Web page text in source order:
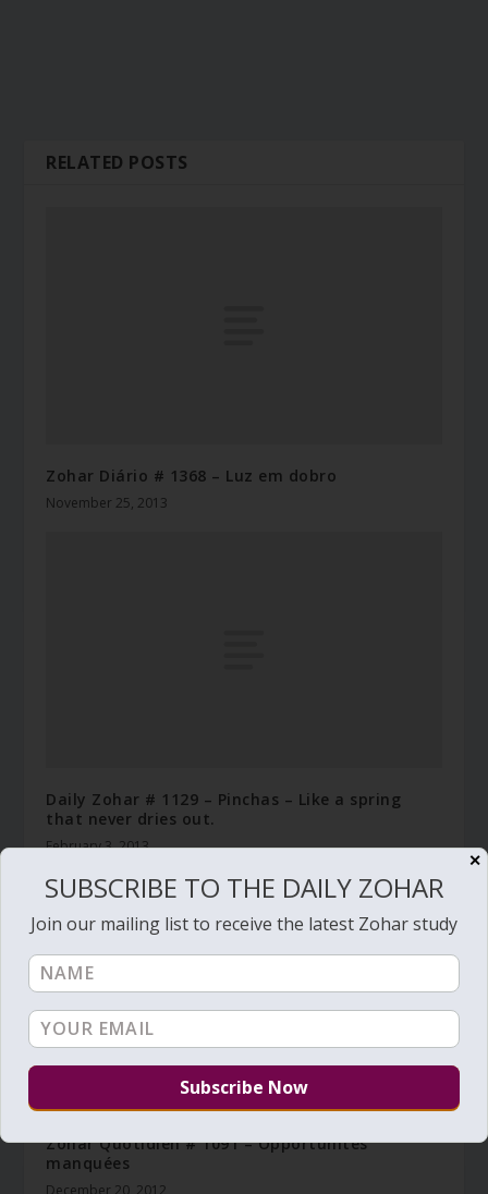
RELATED POSTS
Zohar Diário # 1368 – Luz em dobro
November 25, 2013
Daily Zohar # 1129 – Pinchas – Like a spring
that never dries out.
February 3, 2013
Zohar Quotidien # 1091 – Opportunités
manquées
December 20, 2012
✕
SUBSCRIBE TO THE DAILY ZOHAR
Join our mailing list to receive the latest Zohar study